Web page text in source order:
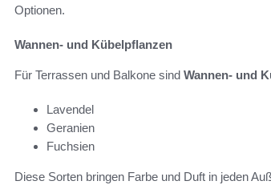
Optionen.
Wannen- und Kübelpflanzen
Für Terrassen und Balkone sind Wannen- und
Lavendel
Geranien
Fuchsien
Diese Sorten bringen Farbe und Duft in jeden